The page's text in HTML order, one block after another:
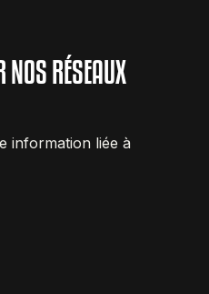
RÉSEAUX
information liée à